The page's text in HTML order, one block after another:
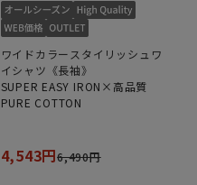
ワイドカラースタイリッシュワ
イシャツ《長袖》
SUPER EASY IRON×高品質
PURE COTTON
4,543円6,490円